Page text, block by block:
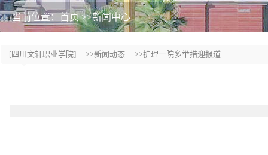
[四川文轩职业学院] >>新闻动态 >>护理一院多举措迎报道
当前位置：首页>>新闻中心